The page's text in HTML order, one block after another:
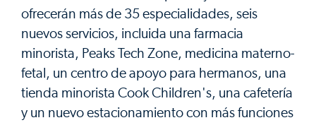
ofrecerán más de 35 especialidades, seis
nuevos servicios, incluida una farmacia
minorista, Peaks Tech Zone, medicina materno-
fetal, un centro de apoyo para hermanos, una
tienda minorista Cook Children's, una cafetería
y un nuevo estacionamiento con más funciones